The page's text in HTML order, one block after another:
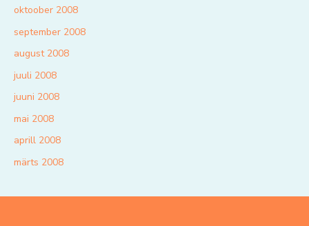
oktoober 2008
september 2008
august 2008
juuli 2008
juuni 2008
mai 2008
aprill 2008
märts 2008